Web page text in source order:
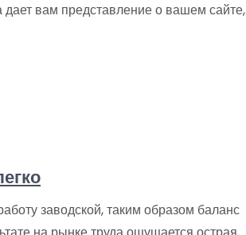
дает вам представление о вашем сайте,
заводской, таким образом баланс